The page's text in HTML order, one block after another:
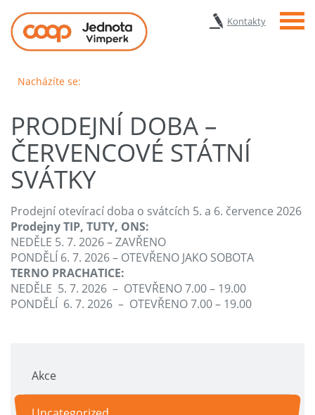
Kontakty Menu
Nacházíte se:
PRODEJNÍ DOBA –
ČERVENCOVÉ STÁTNÍ
SVÁTKY
Prodejní otevírací doba o svátcích 5. a 6. července 2026
Prodejny TIP, TUTY, ONS:
NEDĚLE 5. 7. 2026 – ZAVŘENO
PONDĚLÍ 6. 7. 2026 – OTEVŘENO JAKO SOBOTA
TERNO PRACHATICE:
NEDĚLE 5. 7. 2026 – OTEVŘENO 7.00 – 19.00
PONDĚLÍ 6. 7. 2026 – OTEVŘENO 7.00 – 19.00
Akce